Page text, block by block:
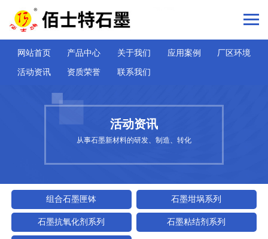
网站首页 产品中心 关于我们 应用案例
厂区环境
活动资讯
资质荣誉 联系我们
活动资讯
从事石墨新材料的研发、制造、转化
组合石墨匣钵 石墨坩埚系列
石墨抗氧化剂系列 石墨粘结剂系列